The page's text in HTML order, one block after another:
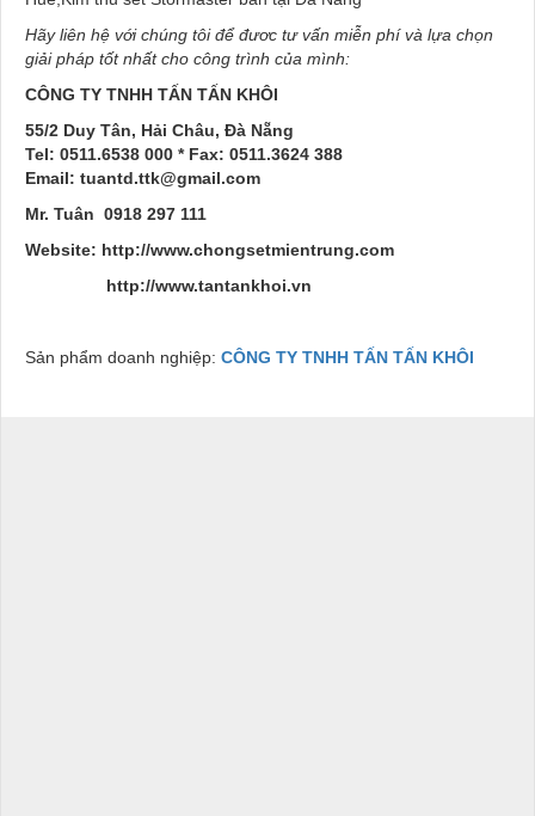
Hãy liên hệ với chúng tôi để đươc tư vấn miễn phí và lựa chọn
giải pháp tốt nhất cho công trình của mình:
CÔNG TY TNHH TẤN TẤN KHÔI
55/2 Duy Tân, Hải Châu, Đà Nẵng
Tel: 0511.6538 000 * Fax: 0511.3624 388
Email: tuantd.ttk@gmail.com
Mr. Tuân 0918 297 111
Website: http://www.chongsetmientrung.com
http://www.tantankhoi.vn
Sản phẩm doanh nghiệp: CÔNG TY TNHH TẤN TẤN KHÔI